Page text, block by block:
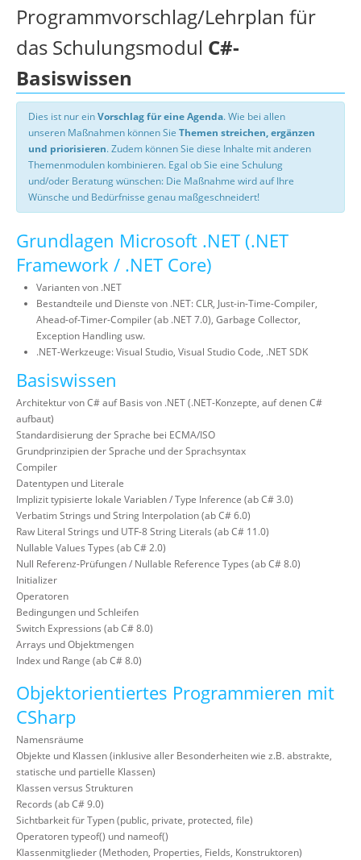
Programmvorschlag/Lehrplan für
das Schulungsmodul C#-
Basiswissen
Dies ist nur einVorschlag für eine Agenda. Wie bei allen
unseren Maßnahmen können Sie Themen streichen, ergänzen
und priorisieren. Zudem können Sie diese Inhalte mit anderen
Themenmodulen kombinieren. Egal ob Sie eine Schulung
und/oder Beratung wünschen: Die Maßnahme wird auf Ihre
Wünsche und Bedürfnisse genau maßgeschneidert!
Grundlagen Microsoft .NET (.NET
Framework / .NET Core)
Varianten von .NET
Bestandteile und Dienste von .NET: CLR, Just-in-Time-Compiler,
Ahead-of-Timer-Compiler (ab .NET 7.0), Garbage Collector,
Exception Handling usw.
.NET-Werkzeuge: Visual Studio, Visual Studio Code, .NET SDK
Basiswissen
Architektur von C# auf Basis von .NET (.NET-Konzepte, auf denen C#
aufbaut)
Standardisierung der Sprache bei ECMA/ISO
Grundprinzipien der Sprache und der Sprachsyntax
Compiler
Datentypen und Literale
Implizit typisierte lokale Variablen / Type Inference (ab C# 3.0)
Verbatim Strings und String Interpolation (ab C# 6.0)
Raw Literal Strings und UTF-8 String Literals (ab C# 11.0)
Nullable Values Types (ab C# 2.0)
Null Referenz-Prüfungen / Nullable Reference Types (ab C# 8.0)
Initializer
Operatoren
Bedingungen und Schleifen
Switch Expressions (ab C# 8.0)
Arrays und Objektmengen
Index und Range (ab C# 8.0)
Objektorientiertes Programmieren mit
CSharp
Namensräume
Objekte und Klassen (inklusive aller Besonderheiten wie z.B. abstrakte,
statische und partielle Klassen)
Klassen versus Strukturen
Records (ab C# 9.0)
Sichtbarkeit für Typen (public, private, protected, file)
Operatoren typeof() und nameof()
Klassenmitglieder (Methoden, Properties, Fields, Konstruktoren)